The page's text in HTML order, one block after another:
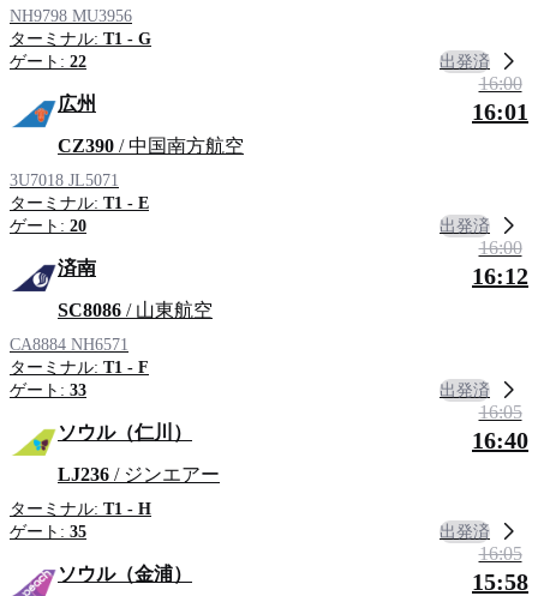
NH9798 MU3956
ターミナル: T1 - G
ゲート: 22 出発済
広州
CZ390 / 中国南方航空
3U7018 JL5071
ターミナル: T1 - E
ゲート: 20
16:00
16:01
出発済
済南
SC8086 / 山東航空
CA8884 NH6571
ターミナル: T1 - F
ゲート: 33
16:00
16:12
出発済
ソウル（仁川）
LJ236 / ジンエアー
ターミナル: T1 - H
ゲート: 35
16:05
16:40
出発済
ソウル（金浦）
16:05
15:58